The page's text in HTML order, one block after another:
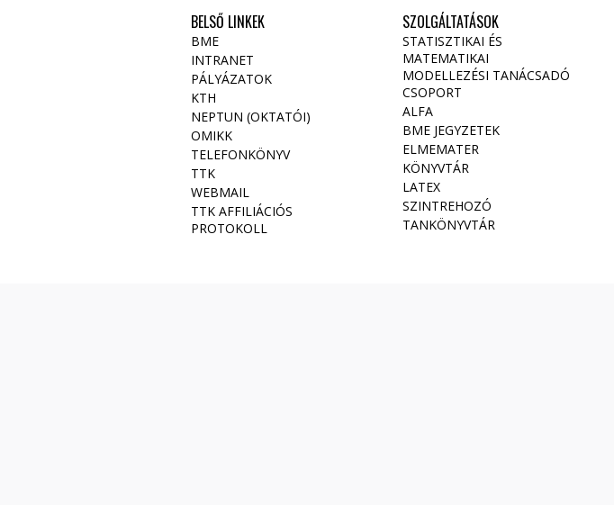
BELSŐ LINKEK
BME
INTRANET
PÁLYÁZATOK
KTH
NEPTUN (OKTATÓI)
OMIKK
TELEFONKÖNYV
TTK
WEBMAIL
TTK AFFILIÁCIÓS
PROTOKOLL
SZOLGÁLTATÁSOK
STATISZTIKAI ÉS
MATEMATIKAI
MODELLEZÉSI TANÁCSADÓ
CSOPORT
ALFA
BME JEGYZETEK
ELMEMATER
KÖNYVTÁR
LATEX
SZINTREHOZÓ
TANKÖNYVTÁR